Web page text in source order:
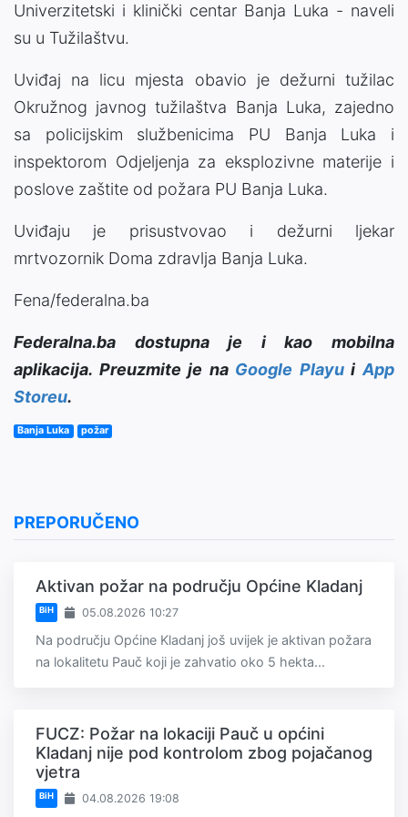
Univerzitetski i klinički centar Banja Luka - naveli
su u Tužilaštvu.
Uviđaj na licu mjesta obavio je dežurni tužilac
Okružnog javnog tužilaštva Banja Luka, zajedno
sa policijskim službenicima PU Banja Luka i
inspektorom Odjeljenja za eksplozivne materije i
poslove zaštite od požara PU Banja Luka.
Uviđaju je prisustvovao i dežurni ljekar
mrtvozornik Doma zdravlja Banja Luka.
Fena/federalna.ba
Federalna.ba dostupna je i kao mobilna
aplikacija. Preuzmite je na Google PlayuiApp
Storeu.
Banja Luka požar
PREPORUČENO
Aktivan požar na području Općine Kladanj
BiH 05.08.2026 10:27
Na području Općine Kladanj još uvijek je aktivan požara
na lokalitetu Pauč koji je zahvatio oko 5 hekta...
FUCZ: Požar na lokaciji Pauč u općini
Kladanj nije pod kontrolom zbog pojačanog
vjetra
BiH 04.08.2026 19:08